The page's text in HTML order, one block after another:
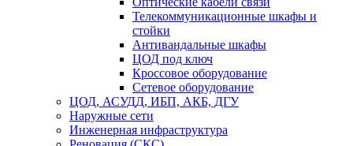
Телекоммуникационные шкафы и
стойки
Антивандальные шкафы
ЦОД под ключ
Кроссовое оборудование
Сетевое оборудование
ЦОД, АСУДД, ИБП, АКБ, ДГУ
Наружные сети
Инженерная инфраструктура